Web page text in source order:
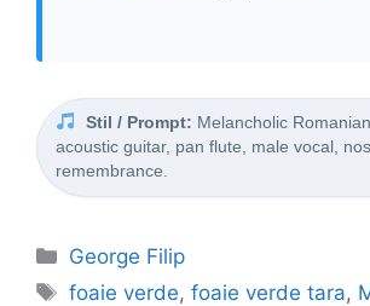
Stil / Prompt: Melancholic
acoustic guitar, pan flute, male vocal,
remembrance.
Categorii
George Filip
Etichete
foaie verde,foaie verde tara,